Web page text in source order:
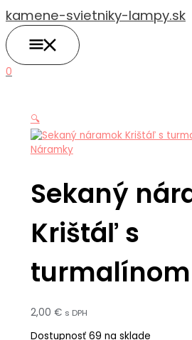
na
obsah
kamene-svietniky-lampy.sk
0
🔍
Náramky
Sekaný
Krištáľ s
turmalínom
2,00 € s DPH
Dostupnosť 69 na sklade
Sekaný
náramok
Krištáľ
s